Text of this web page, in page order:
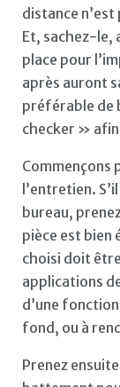
distance
Et, sachez-le,
place pour
après auront
préférable de
checker »
Commençons
l’entretien.
bureau,
pièce est bien
choisi doit
applications
d’une
fond, ou à
Prenez